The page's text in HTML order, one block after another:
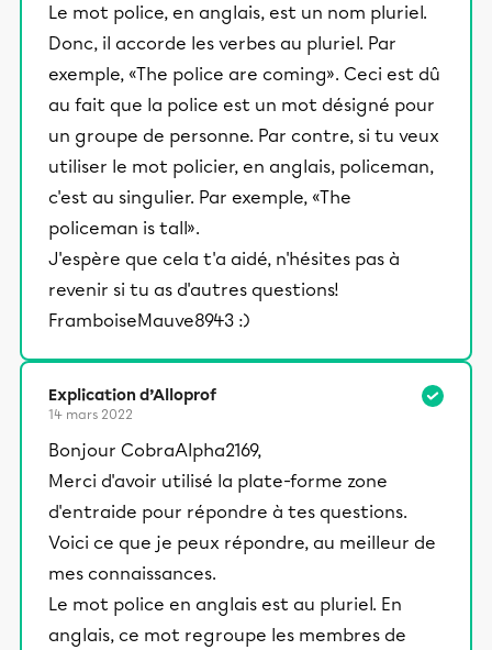
Le mot police, en anglais, est un nom pluriel.
Donc, il accorde les verbes au pluriel. Par
exemple, «The police are coming». Ceci est dû
au fait que la police est un mot désigné pour
un groupe de personne. Par contre, si tu veux
utiliser le mot policier, en anglais, policeman,
c'est au singulier. Par exemple, «The
policeman is tall».
J'espère que cela t'a aidé, n'hésites pas à
revenir si tu as d'autres questions!
FramboiseMauve8943 :)
Explication d’Alloprof
14 mars 2022
Bonjour CobraAlpha2169,
Merci d'avoir utilisé la plate-forme zone
d'entraide pour répondre à tes questions.
Voici ce que je peux répondre, au meilleur de
mes connaissances.
Le mot police en anglais est au pluriel. En
anglais, ce mot regroupe les membres de